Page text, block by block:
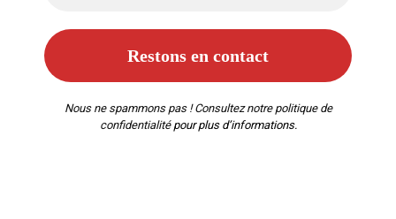
Nous ne spammons pas ! Consultez notre politique de
confidentialitépour plus d’informations.